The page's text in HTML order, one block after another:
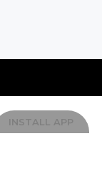
INSTALL APP